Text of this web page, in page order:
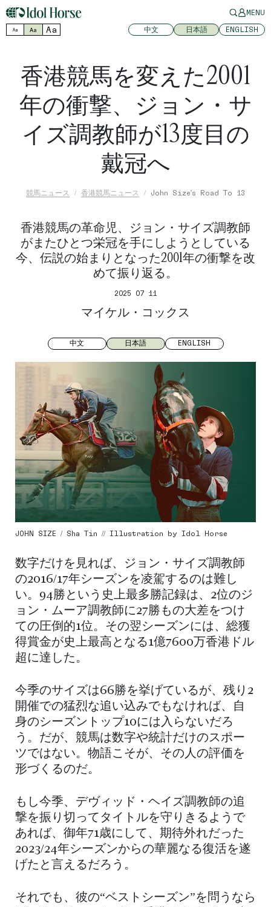
MENU
Aa Aa Aa 中文 日本語 ENGLISH
香港競馬を変えた2001
年の衝撃、ジョン・サ
イズ調教師が13度目の
戴冠へ
競馬ニュース 香港競馬ニュース John Size's Road To 13
香港競馬の革命児、ジョン・サイズ調教師
がまたひとつ栄冠を手にしようとしている
今、伝説の始まりとなった2001年の衝撃を改
めて振り返る。
2025 07 11
マイケル・コックス
中文 日本語 ENGLISH
JOHN SIZE / Sha Tin // Illustration by Idol Horse
数字だけを見れば、ジョン・サイズ調教師
の2016/17年シーズンを凌駕するのは難し
い。94勝という史上最多勝記録は、2位のジ
ョン・ムーア調教師に27勝もの大差をつけ
ての圧倒的1位。その翌シーズンには、総獲
得賞金が史上最高となる1億7600万香港ドル
超に達した。
今季のサイズは66勝を挙げているが、残り2
開催での猛烈な追い込みでもなければ、自
身のシーズントップ10には入らないだろ
う。だが、競馬は数字や統計だけのスポー
ツではない。物語こそが、その人の評価を
形づくるのだ。
もし今季、デヴィッド・ヘイズ調教師の追
撃を振り切ってタイトルを守りきるようで
あれば、御年71歳にして、期待外れだった
2023/24年シーズンからの華麗なる復活を遂
げたと言えるだろう。
それでも、彼の“ベストシーズン”を問うなら